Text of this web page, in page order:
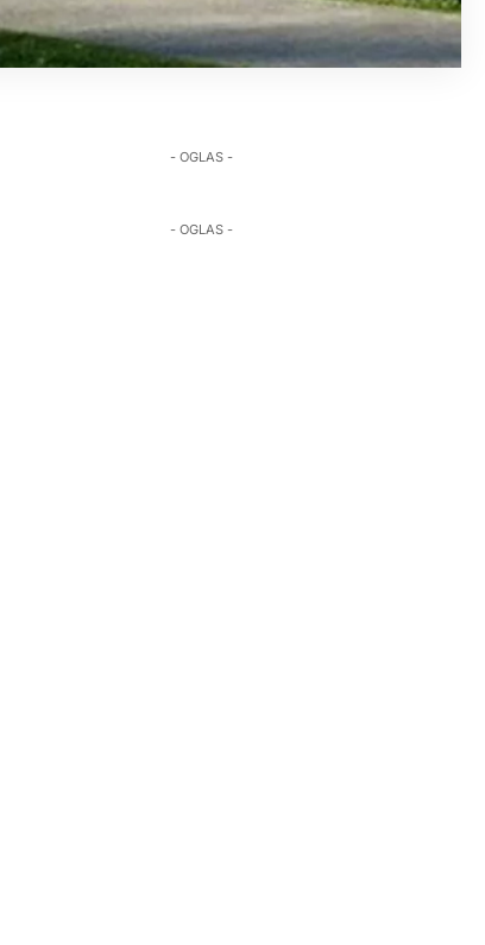
- OGLAS -
- OGLAS -